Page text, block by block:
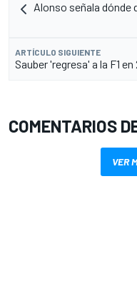
Alonso señala dónde
ARTÍCULO SIGUIENTE
Sauber 'regresa' a la F1
COMENTARIOS
VER